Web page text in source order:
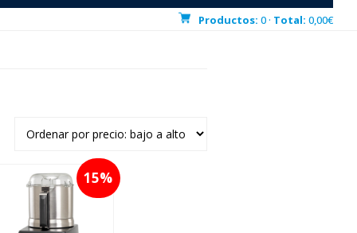
Productos: 0 · Total: 0,00€
15